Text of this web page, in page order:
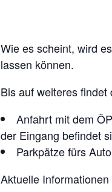
Wie es scheint, wird
lassen können.
Bis auf weiteres
Anfahrt mit dem
der Eingang befindet
Parkpätze fürs
Aktuelle